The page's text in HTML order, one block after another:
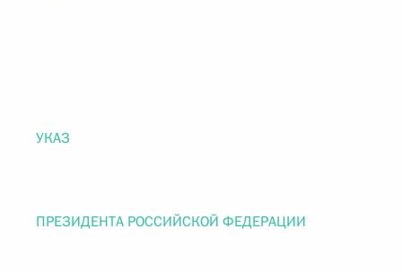
УКАЗ
ПРЕЗИДЕНТА РОССИЙСКОЙ ФЕДЕРАЦИИ